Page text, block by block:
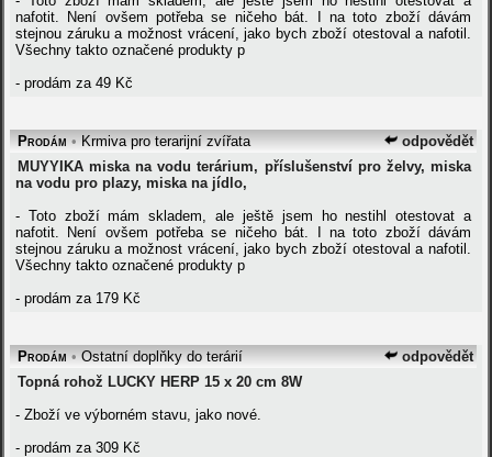
nafotit. Není ovšem potřeba se ničeho bát. I na toto zboží dávám
stejnou záruku a možnost vrácení, jako bych zboží otestoval a nafotil.
Všechny takto označené produkty p
- prodám za 49 Kč
odpovědět
Prodám •Krmiva pro terarijní zvířata
MUYYIKA miska na vodu terárium, příslušenství pro želvy, miska
na vodu pro plazy, miska na jídlo,
- Toto zboží mám skladem, ale ještě jsem ho nestihl otestovat a
nafotit. Není ovšem potřeba se ničeho bát. I na toto zboží dávám
stejnou záruku a možnost vrácení, jako bych zboží otestoval a nafotil.
Všechny takto označené produkty p
- prodám za 179 Kč
odpovědět
Prodám •Ostatní doplňky do terárií
Topná rohož LUCKY HERP 15 x 20 cm 8W
- Zboží ve výborném stavu, jako nové.
- prodám za 309 Kč